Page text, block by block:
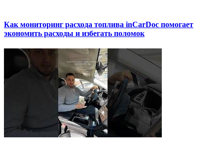
Как мониторинг расхода топлива inCarDoc помогает
экономить расходы и избегать поломок